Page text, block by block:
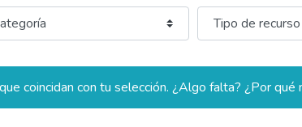
coincidan con tu selección. ¿Algo falta? ¿Por qué